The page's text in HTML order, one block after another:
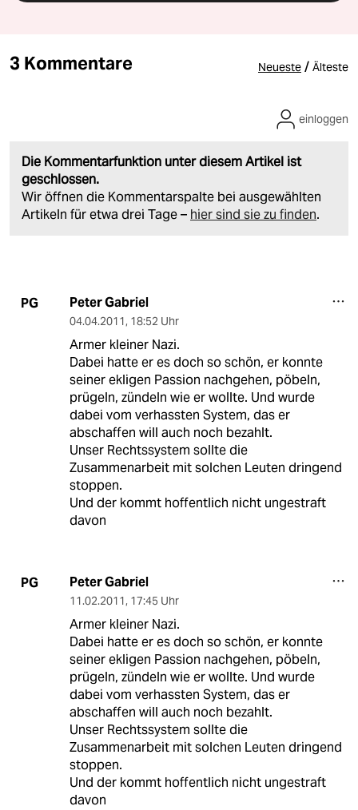
3 Kommentare Neueste / Älteste
Die Kommentarfunktion unter diesem Artikel ist
geschlossen.
Wir öffnen die Kommentarspalte bei ausgewählten
Artikeln für etwa drei Tage – hier sind sie zu finden.
einloggen
PG Peter Gabriel
04.04.2011, 18:52 Uhr
Armer kleiner Nazi.
Dabei hatte er es doch so schön, er konnte
seiner ekligen Passion nachgehen, pöbeln,
prügeln, zündeln wie er wollte. Und wurde
dabei vom verhassten System, das er
abschaffen will auch noch bezahlt.
Unser Rechtssystem sollte die
Zusammenarbeit mit solchen Leuten dringend
stoppen.
Und der kommt hoffentlich nicht ungestraft
davon
PG Peter Gabriel
11.02.2011, 17:45 Uhr
Armer kleiner Nazi.
Dabei hatte er es doch so schön, er konnte
seiner ekligen Passion nachgehen, pöbeln,
prügeln, zündeln wie er wollte. Und wurde
dabei vom verhassten System, das er
abschaffen will auch noch bezahlt.
Unser Rechtssystem sollte die
Zusammenarbeit mit solchen Leuten dringend
stoppen.
Und der kommt hoffentlich nicht ungestraft
davon